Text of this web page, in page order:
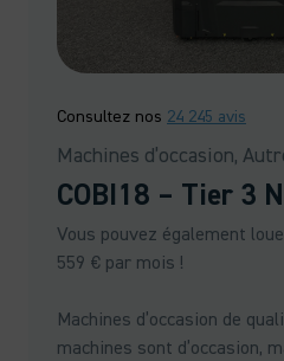
Consultez nos 24 245 avis
Machines d’occasion,
COBI18 – Tier 3
Vous pouvez également
559 € par mois !
Machines d’occasion de
machines sont d’occasion,